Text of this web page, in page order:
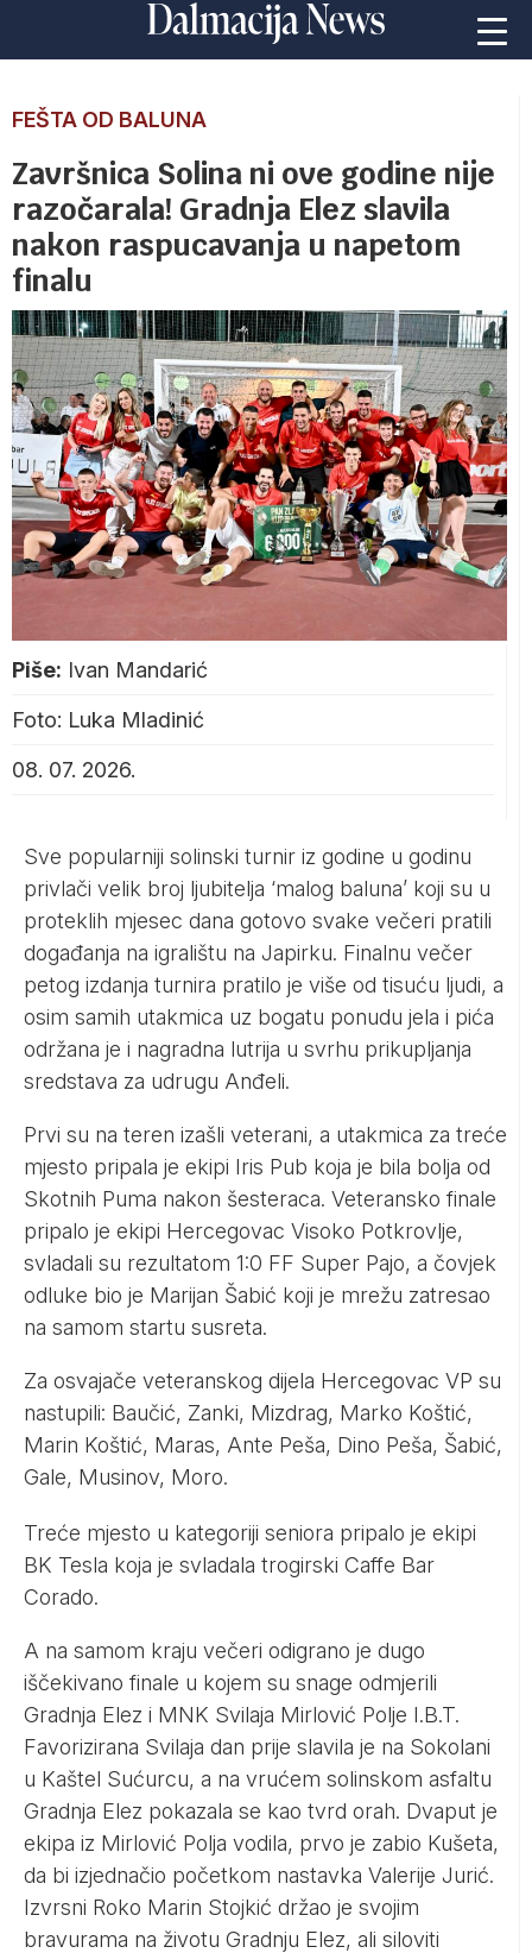
FEŠTA OD BALUNA
Završnica Solina ni ove godine nije
razočarala! Gradnja Elez slavila
nakon raspucavanja u napetom
finalu
Piše: Ivan Mandarić
Foto: Luka Mladinić
08. 07. 2026.
Sve popularniji solinski turnir iz godine u godinu
privlači velik broj ljubitelja ‘malog baluna’ koji su u
proteklih mjesec dana gotovo svake večeri pratili
događanja na igralištu na Japirku. Finalnu večer
petog izdanja turnira pratilo je više od tisuću ljudi, a
osim samih utakmica uz bogatu ponudu jela i pića
održana je i nagradna lutrija u svrhu prikupljanja
sredstava za udrugu Anđeli.
Prvi su na teren izašli veterani, a utakmica za treće
mjesto pripala je ekipi Iris Pub koja je bila bolja od
Skotnih Puma nakon šesteraca. Veteransko finale
pripalo je ekipi Hercegovac Visoko Potkrovlje,
svladali su rezultatom 1:0 FF Super Pajo, a čovjek
odluke bio je Marijan Šabić koji je mrežu zatresao
na samom startu susreta.
Za osvajače veteranskog dijela Hercegovac VP su
nastupili: Baučić, Zanki, Mizdrag, Marko Koštić,
Marin Koštić, Maras, Ante Peša, Dino Peša, Šabić,
Gale, Musinov, Moro.
Treće mjesto u kategoriji seniora pripalo je ekipi
BK Tesla koja je svladala trogirski Caffe Bar
Corado.
A na samom kraju večeri odigrano je dugo
iščekivano finale u kojem su snage odmjerili
Gradnja Elez i MNK Svilaja Mirlović Polje I.B.T.
Favorizirana Svilaja dan prije slavila je na Sokolani
u Kaštel Sućurcu, a na vrućem solinskom asfaltu
Gradnja Elez pokazala se kao tvrd orah. Dvaput je
ekipa iz Mirlović Polja vodila, prvo je zabio Kušeta,
da bi izjednačio početkom nastavka Valerije Jurić.
Izvrsni Roko Marin Stojkić držao je svojim
bravurama na životu Gradnju Elez, ali siloviti